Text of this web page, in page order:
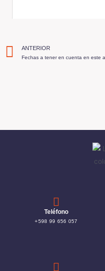
ANTERIOR
Teléfono
+598 99 656 057